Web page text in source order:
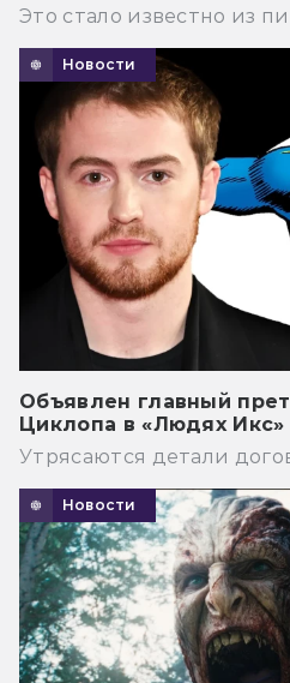
Это стало известно из
Новости
Объявлен главный
Циклопа в «Людях Икс»
Утрясаются детали
Новости